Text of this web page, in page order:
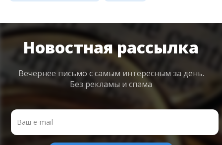
Новостная рассылка
Вечернее письмо с самым интересным за день.
Без рекламы и спама